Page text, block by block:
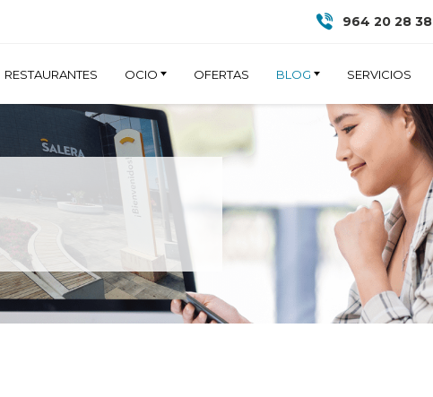
964 20 28 38
RESTAURANTES OCIO OFERTAS BLOG SERVICIOS